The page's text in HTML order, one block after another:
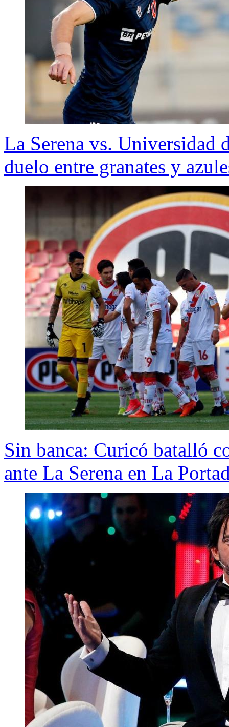
La Serena vs. Universidad
duelo entre granates y
Sin banca: Curicó batalló
ante La Serena en La